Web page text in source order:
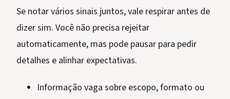
Se notar vários sinais juntos, vale respirar antes de
dizer sim. Você não precisa rejeitar
automaticamente, mas pode pausar para pedir
detalhes e alinhar expectativas.
Informação vaga sobre escopo, formato ou